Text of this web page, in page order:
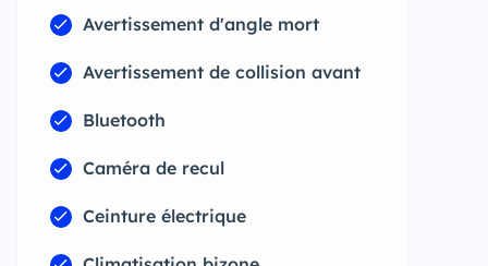
Avertissement d'angle mort
Avertissement de collision avant
Bluetooth
Caméra de recul
Ceinture électrique